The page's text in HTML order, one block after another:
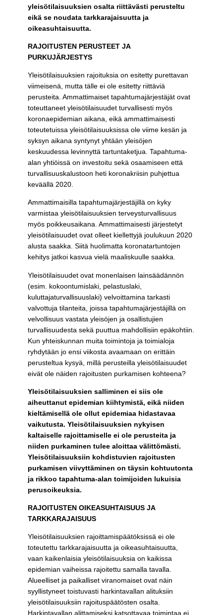
yleisötilaisuuksien osalta riittävästi perusteltu
eikä se noudata tarkkarajaisuutta ja
oikeasuhtaisuutta.
RAJOITUSTEN PERUSTEET JA
PURKUJÄRJESTYS
Yleisötilaisuuksien rajoituksia on esitetty purettavan
viimeisenä, mutta tälle ei ole esitetty riittäviä
perusteita. Ammattimaiset tapahtumajärjestäjät ovat
toteuttaneet yleisötilaisuudet turvallisesti myös
koronaepidemian aikana, eikä ammattimaisesti
toteutetuissa yleisötilaisuuksissa ole viime kesän ja
syksyn aikana syntynyt yhtään yleisöjen
keskuudessa levinnyttä tartuntaketjua. Tapahtuma-
alan yhtiöissä on investoitu sekä osaamiseen että
turvallisuuskalustoon heti koronakriisin puhjettua
keväällä 2020.
Ammattimaisilla tapahtumajärjestäjillä on kyky
varmistaa yleisötilaisuuksien terveysturvallisuus
myös poikkeusaikana. Ammattimaisesti järjestetyt
yleisötilaisuudet ovat olleet kiellettyjä joulukuun 2020
alusta saakka. Siitä huolimatta koronatartuntojen
kehitys jatkoi kasvua vielä maaliskuulle saakka.
Yleisötilaisuudet ovat monenlaisen lainsäädännön
(esim. kokoontumislaki, pelastuslaki,
kuluttajaturvallisuuslaki) velvoittamina tarkasti
valvottuja tilanteita, joissa tapahtumajärjestäjillä on
velvollisuus vastata yleisöjen ja osallistujien
turvallisuudesta sekä puuttua mahdollisiin epäkohtiin.
Kun yhteiskunnan muita toimintoja ja toimialoja
ryhdytään jo ensi viikosta avaamaan on erittäin
perusteltua kysyä, millä perusteilla yleisötilaisuudet
eivät ole näiden rajoitusten purkamisen kohteena?
Yleisötilaisuuksien salliminen ei siis ole
aiheuttanut epidemian kiihtymistä, eikä niiden
kieltämisellä ole ollut epidemiaa hidastavaa
vaikutusta. Yleisötilaisuuksien nykyisen
kaltaiselle rajoittamiselle ei ole perusteita ja
niiden purkaminen tulee aloittaa välittömästi.
Yleisötilaisuuksiin kohdistuvien rajoitusten
purkamisen viivyttäminen on täysin kohtuutonta
ja rikkoo tapahtuma-alan toimijoiden lukuisia
perusoikeuksia.
RAJOITUSTEN OIKEASUHTAISUUS JA
TARKKARAJAISUUS
Yleisötilaisuuksien rajoittamispäätöksissä ei ole
toteutettu tarkkarajaisuutta ja oikeasuhtaisuutta,
vaan kaikenlaisia yleisötilaisuuksia on kaikissa
epidemian vaiheissa rajoitettu samalla tavalla.
Alueelliset ja paikalliset viranomaiset ovat näin
syyllistyneet toistuvasti harkintavallan alituksiin
yleisötilaisuuksiin rajoituspäätösten osalta.
Harkintavallan alittamiseksi katsottavaa toimintaa ei